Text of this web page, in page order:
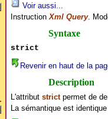
Voir aussi...
Instruction Xml Query.
Syntaxe
strict
Revenir en haut de la
Description
L'attribut strictpermet de
La sémantique est